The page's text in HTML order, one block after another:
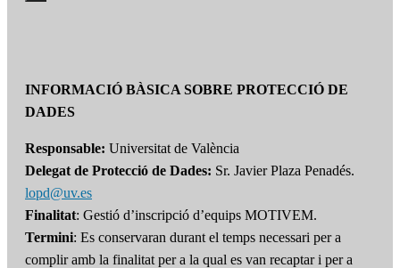
INFORMACIÓ BÀSICA SOBRE PROTECCIÓ DE
DADES
Responsable: Universitat de València
Delegat de Protecció de Dades: Sr. Javier Plaza Penadés.
lopd@uv.es
Finalitat: Gestió d’inscripció d’equips MOTIVEM.
Termini: Es conservaran durant el temps necessari per a
complir amb la finalitat per a la qual es van recaptar i per a